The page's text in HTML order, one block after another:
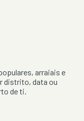
arraiais e
distrito, data ou
de ti.